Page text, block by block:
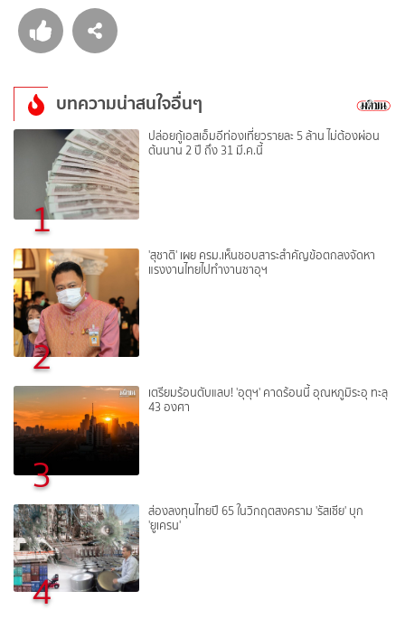
บทความน่าสนใจอื่นๆ
1
ปล่อยกู้เอสเอ็มอีท่องเที่ยวรายละ 5 ล้าน ไม่ต้องผ่อน
ต้นนาน 2 ปี ถึง 31 มี.ค.นี้
2
'สุชาติ' เผย ครม.เห็นชอบสาระสำคัญข้อตกลงจัดหา
แรงงานไทยไปทำงานซาอุฯ
3
เตรียมร้อนตับแลบ! 'อุตุฯ' คาดร้อนนี้ อุณหภูมิระอุ ทะลุ
43 องศา
4
ส่องลงทุนไทยปี 65 ในวิกฤตสงคราม 'รัสเซีย' บุก
'ยูเครน'